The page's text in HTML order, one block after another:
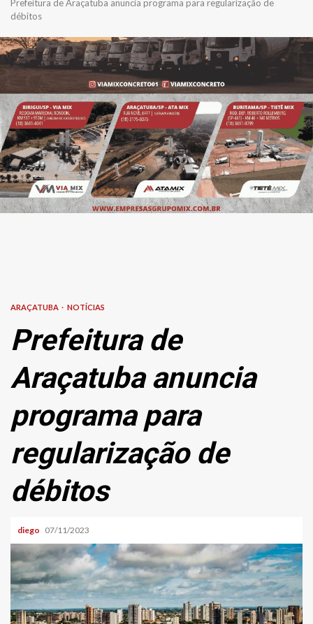
Prefeitura de Araçatuba anuncia programa para regularização de
débitos
ARAÇATUBA NOTÍCIAS
Prefeitura de
Araçatuba anuncia
programa para
regularização de
débitos
diego 07/11/2023